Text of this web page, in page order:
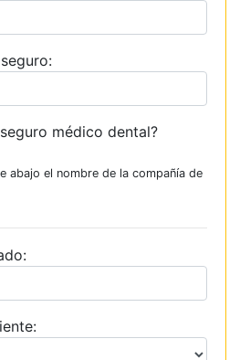
médico dental?
abajo el nombre de la compañía de